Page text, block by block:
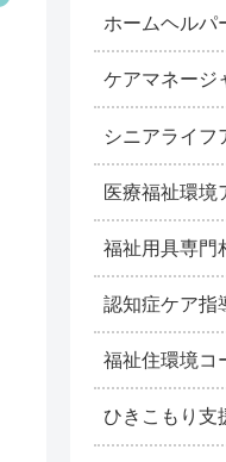
ホームヘルパ
ケアマネージ
シニアライフ
医療福祉環境
福祉用具専門
認知症ケア指
福祉住環境コ
ひきこもり支